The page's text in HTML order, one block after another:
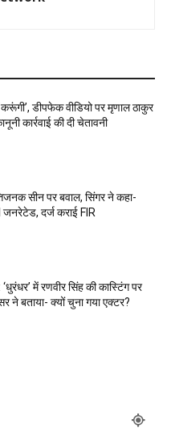
करूंगी’, डीपफेक वीडियो पर मृणाल ठाकुर
कार्रवाई की दी चेतावनी
सीन पर बवाल, सिंगर ने कहा-
जनरेटेड, दर्ज कराई FIR
में रणवीर सिंह की कास्टिंग पर
ने बताया- क्यों चुना गया एक्टर?